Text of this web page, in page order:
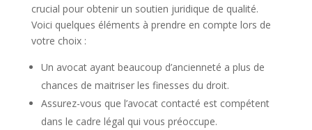
crucial pour obtenir un soutien juridique de qualité.
Voici quelques éléments à prendre en compte lors de
votre choix :
Un avocat ayant beaucoup d’ancienneté a plus de
chances de maitriser les finesses du droit.
Assurez-vous que l’avocat contacté est compétent
dans le cadre légal qui vous préoccupe.